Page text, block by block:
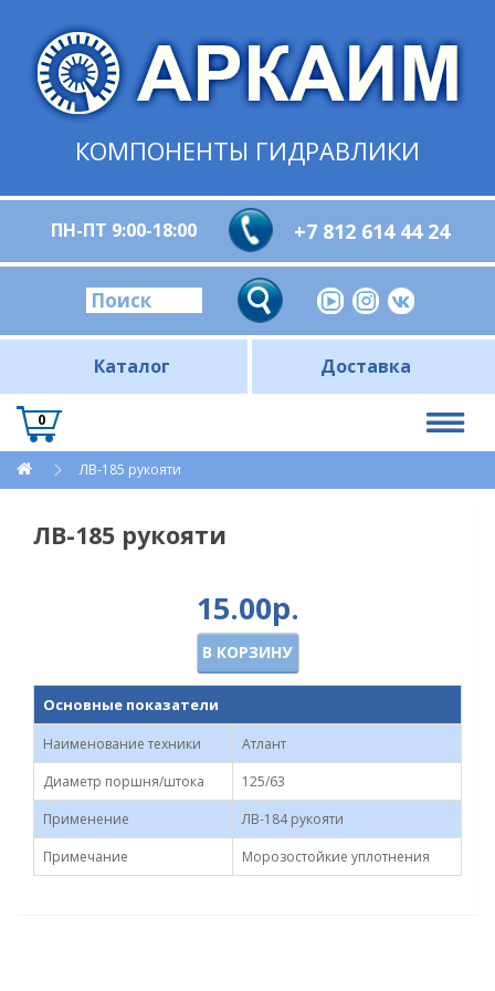
КОМПОНЕНТЫ ГИДРАВЛИКИ
ПН-ПТ 9:00-18:00 +7 812 614 44 24
Каталог Доставка
0
ЛВ-185 рукояти
ЛВ-185 рукояти
15.00р.
В КОРЗИНУ
Основные показатели
Наименование техники
Атлант
Диаметр поршня/штока
125/63
Применение
ЛВ-184 рукояти
Примечание
Морозостойкие уплотнения